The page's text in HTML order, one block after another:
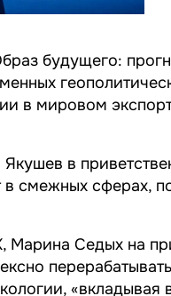
будущего:
в мировом
в
смежных сферах,
Марина Седых на
«вкладывая